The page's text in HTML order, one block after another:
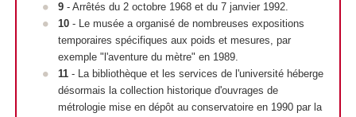
9 - Arrêtés du 2 octobre 1968 et du 7 janvier 1992.
10 - Le musée a organisé de nombreuses expositions
temporaires spécifiques aux poids et mesures, par
exemple "l'aventure du mètre" en 1989.
11 - La bibliothèque et les services de l'université héberge
désormais la collection historique d'ouvrages de
métrologie mise en dépôt au conservatoire en 1990 par la